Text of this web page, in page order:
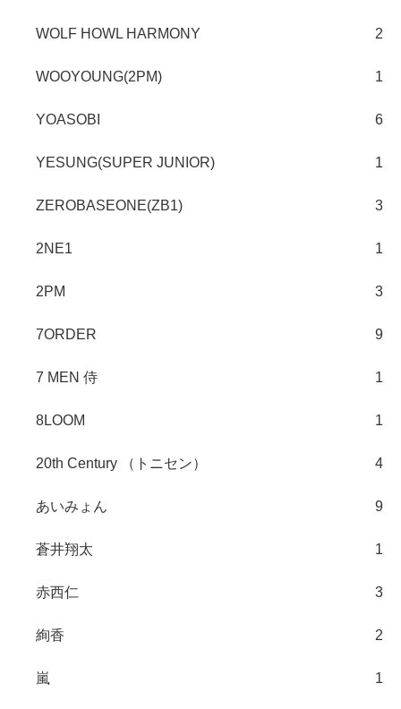
WOLF HOWL HARMONY 2
WOOYOUNG(2PM) 1
YOASOBI 6
YESUNG(SUPER JUNIOR) 1
ZEROBASEONE(ZB1) 3
2NE1 1
2PM 3
7ORDER 9
7 MEN 侍 1
8LOOM 1
20th Century （トニセン） 4
あいみょん 9
蒼井翔太 1
赤西仁 3
絢香 2
嵐 1